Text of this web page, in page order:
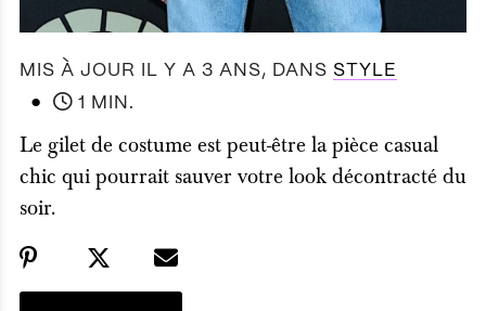
MIS À JOUR IL Y A 3 ANS, DANS STYLE
●
1 MIN.
Le gilet de costume est peut-être la pièce casual
chic qui pourrait sauver votre look décontracté du
soir.